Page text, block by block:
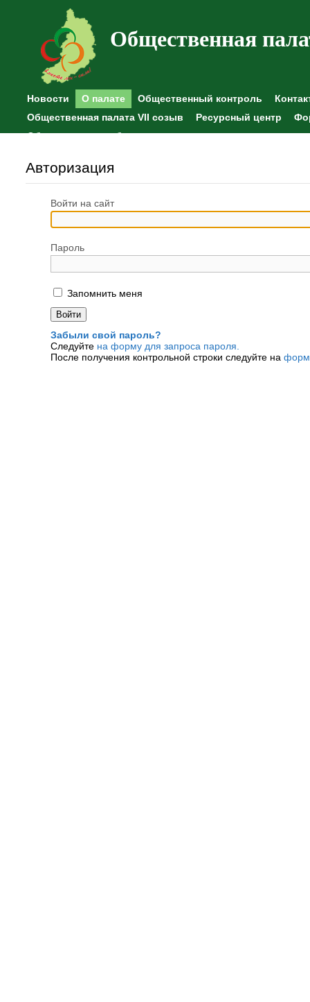
Общественная
Новости О палате Общественный контроль
Общественная палата VII созыв
Ресурсный центр
Общественные наблюдения
Авторизация
Войти на сайт
Пароль
Запомнить меня
Забыли свой пароль?
Следуйте на форму для запроса пароля.
После получения контрольной строки следуйте на